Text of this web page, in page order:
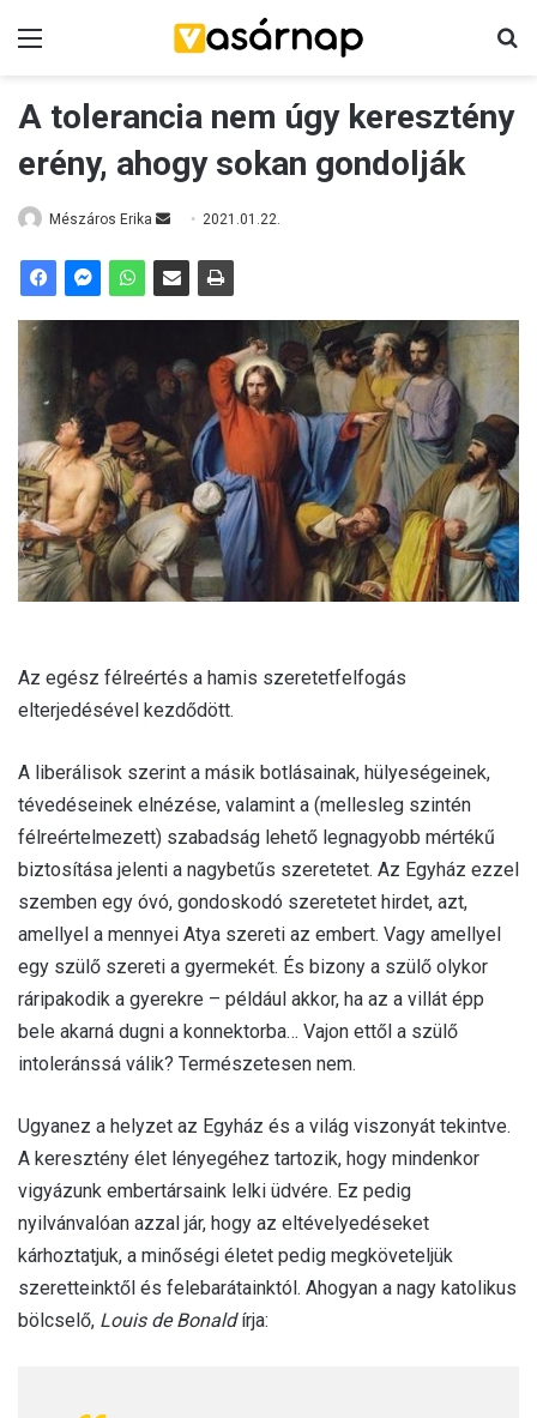
A tolerancia nem úgy keresztény
erény, ahogy sokan gondolják
Mészáros Erika
n
n
e
a
l
2021.01.22.
Az egész félreértés a hamis szeretetfelfogás
elterjedésével kezdődött.
A liberálisok szerint a másik botlásainak, hülyeségeinek,
tévedéseinek elnézése, valamint a (mellesleg szintén
félreértelmezett) szabadság lehető legnagyobb mértékű
biztosítása jelenti a nagybetűs szeretetet. Az Egyház ezzel
szemben egy óvó, gondoskodó szeretetet hirdet, azt,
amellyel a mennyei Atya szereti az embert. Vagy amellyel
egy szülő szereti a gyermekét. És bizony a szülő olykor
ráripakodik a gyerekre – például akkor, ha az a villát épp
bele akarná dugni a konnektorba… Vajon ettől a szülő
intoleránssá válik? Természetesen nem.
Ugyanez a helyzet az Egyház és a világ viszonyát tekintve.
A keresztény élet lényegéhez tartozik, hogy mindenkor
vigyázunk embertársaink lelki üdvére. Ez pedig
nyilvánvalóan azzal jár, hogy az eltévelyedéseket
kárhoztatjuk, a minőségi életet pedig megköveteljük
szeretteinktől és felebarátainktól. Ahogyan a nagy katolikus
bölcselő, Louis de Bonaldírja: